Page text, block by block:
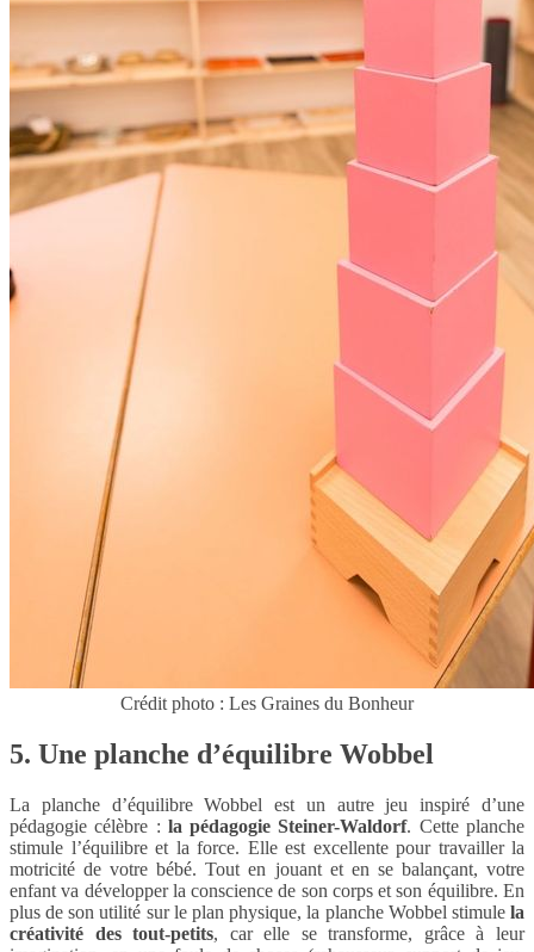
Crédit photo : Les Graines du Bonheur
5. Une planche d’équilibre Wobbel
La planche d’équilibre Wobbel est un autre jeu inspiré d’une
pédagogie célèbre : la pédagogie Steiner-Waldorf. Cette planche
stimule l’équilibre et la force. Elle est excellente pour travailler la
motricité de votre bébé. Tout en jouant et en se balançant, votre
enfant va développer la conscience de son corps et son équilibre. En
plus de son utilité sur le plan physique, la planche Wobbel stimule la
créativité des tout-petits, car elle se transforme, grâce à leur